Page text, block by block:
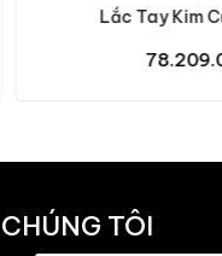
L66B
TÔI